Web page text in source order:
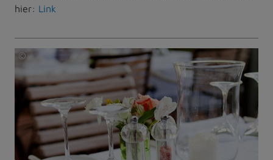
hier: Link
©
juniart
-
stock.adobe.com